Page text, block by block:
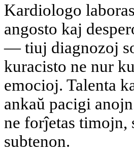
Kardiologo
angosto kaj
— tiuj diagnozoj
kuracisto ne nur
emocioj. Talenta
ankaŭ pacigi
ne forĵetas timojn,
subtenon.